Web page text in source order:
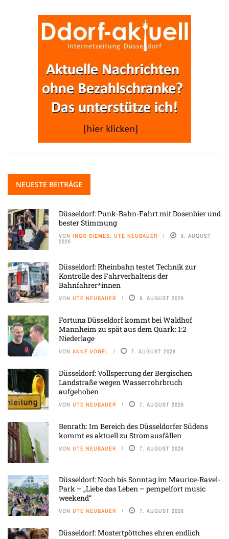
NEUESTE BEITRÄGE
Düsseldorf: Punk-Bahn-Fahrt mit Dosenbier und
bester Stimmung
VON INGO SIEMES, UTE NEUBAUER 8. AUGUST
2026
Düsseldorf: Rheinbahn testet Technik zur
Kontrolle des Fahrverhaltens der
Bahnfahrer*innen
VON UTE NEUBAUER 8. AUGUST 2026
Fortuna Düsseldorf kommt bei Waldhof
Mannheim zu spät aus dem Quark: 1:2
Niederlage
VON ANNE VOGEL 7. AUGUST 2026
Düsseldorf: Vollsperrung der Bergischen
Landstraße wegen Wasserrohrbruch
aufgehoben
VON UTE NEUBAUER 7. AUGUST 2026
Benrath: Im Bereich des Düsseldorfer Südens
kommt es aktuell zu Stromausfällen
VON UTE NEUBAUER 7. AUGUST 2026
Düsseldorf: Noch bis Sonntag im Maurice-Ravel-
Park – „Liebe das Leben – pempelfort music
weekend“
VON UTE NEUBAUER 7. AUGUST 2026
Düsseldorf: Mostertpöttches ehren endlich